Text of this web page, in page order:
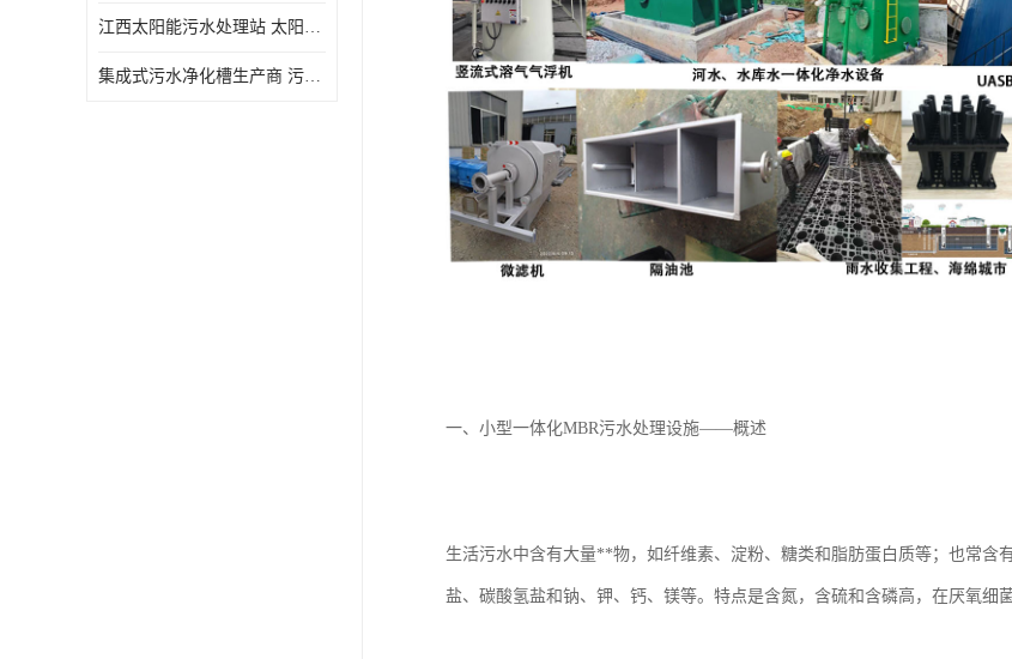
江西太阳能污水处理站 太阳能污水处理设备造型美观
集成式污水净化槽生产商 污水净化槽装置 一站式服务
一、小型一体化MBR污水处理设施——概述
生活污水中含有大量**物，如纤维素、淀粉、糖类和脂肪蛋白质等；也常含
盐、碳酸氢盐和钠、钾、钙、镁等。特点是含氮，含硫和含磷高，在厌氧细